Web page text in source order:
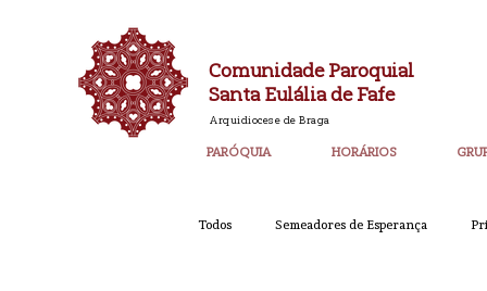
Comunidade Paroquial
Santa Eulália de Fafe
Arquidiocese de Braga
PARÓQUIA HORÁRIOS
Todos Semeadores de Esperança